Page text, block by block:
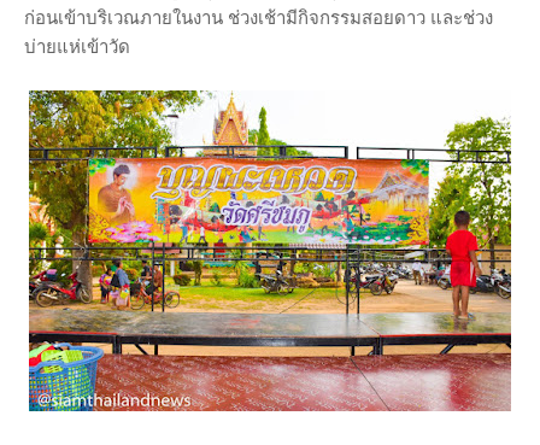
ก่อนเข้าบริเวณภายในงาน ช่วงเช้ามีกิจกรรมสอยดาว และช่วง
บ่ายแห่เข้าวัด